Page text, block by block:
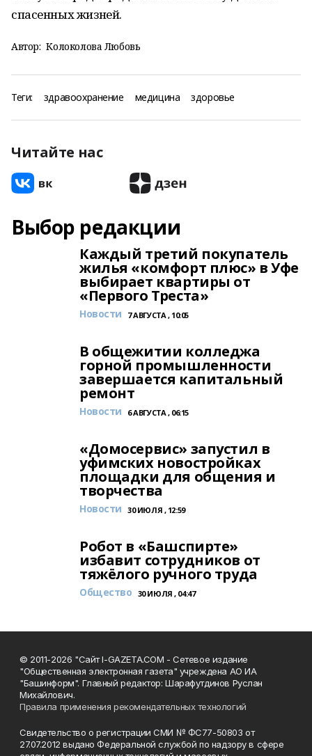
спасенных жизней.
Автор: Колоколова Любовь
Теги: здравоохранение медицина здоровье
Читайте нас
Выбор редакции
Каждый третий покупатель
жилья «комфорт плюс» в Уфе
выбирает квартиры от
«Первого Треста»
Новости 7 АВГУСТА , 10:05
В общежитии колледжа
горной промышленности
завершается капитальный
ремонт
Новости 6 АВГУСТА , 06:15
«Домосервис» запустил в
уфимских новостройках
площадки для общения и
творчества
Новости 30 ИЮЛЯ , 12:59
Робот в «Башспирте»
избавит сотрудников от
тяжёлого ручного труда
Общество 30 ИЮЛЯ , 04:47
© 2011-2026 "Сайт I-GAZETA.COM - Сетевое издание
"Общественная электронная газета" учреждена АО ИА
"Башинформ". Главный редактор: Шарафутдинов Руслан
Михайлович.
Правила применения рекомендательных технологий
Свидетельство о регистрации СМИ № ФС77-50803 от
27.07.2012 выдано Федеральной службой по надзору в сфере